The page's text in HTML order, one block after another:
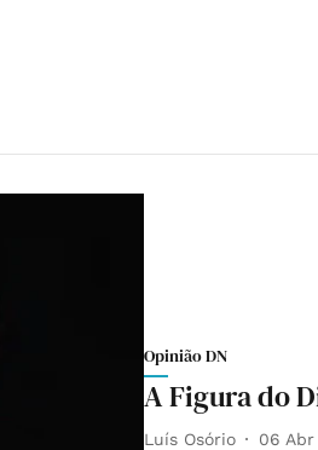
Opinião DN
A Figura do
Luís Osório 06